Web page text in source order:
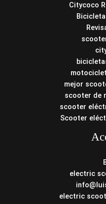
Citycoco
mejor
scooter de
scooter
Scooter
electric
electric